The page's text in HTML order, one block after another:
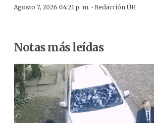
Agosto 7, 2026 04:21 p. m. · Redacción ÚH
Notas más leídas